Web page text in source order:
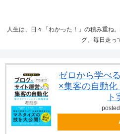
人生は、日々「わかった！」の積み重ね
グ。毎日走っ
ゼロから学べ
×集客の自動化